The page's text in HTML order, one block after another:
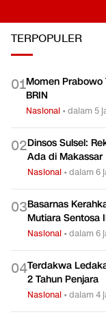
TERPOPULER
01Momen Prabowo
BRIN
Nasional •dalam 5
02Dinsos Sulsel:
Ada di Makassar
Nasional •dalam 6
03Basarnas
Mutiara Sentosa
Nasional •dalam 6
04Terdakwa
2 Tahun Penjara
Nasional •dalam 4